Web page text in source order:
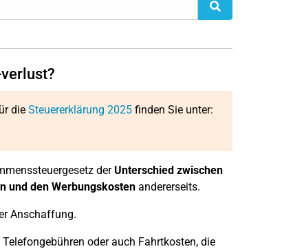
die Steuererklärung 2025finden Sie unter:
derUnterschied zwischen
und den Werbungskosten andererseits.
Anschaffung.
oder auch Fahrtkosten, die